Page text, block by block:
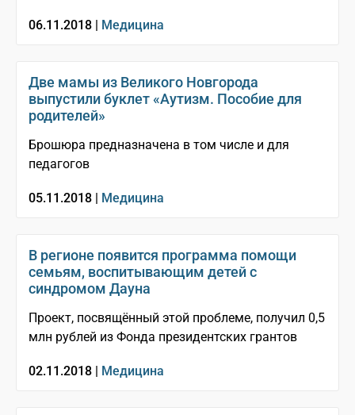
06.11.2018 | Медицина
Две мамы из Великого Новгорода
выпустили буклет «Аутизм. Пособие для
родителей»
Брошюра предназначена в том числе и для
педагогов
05.11.2018 | Медицина
В регионе появится программа помощи
семьям, воспитывающим детей с
синдромом Дауна
Проект, посвящённый этой проблеме, получил 0,5
млн рублей из Фонда президентских грантов
02.11.2018 | Медицина